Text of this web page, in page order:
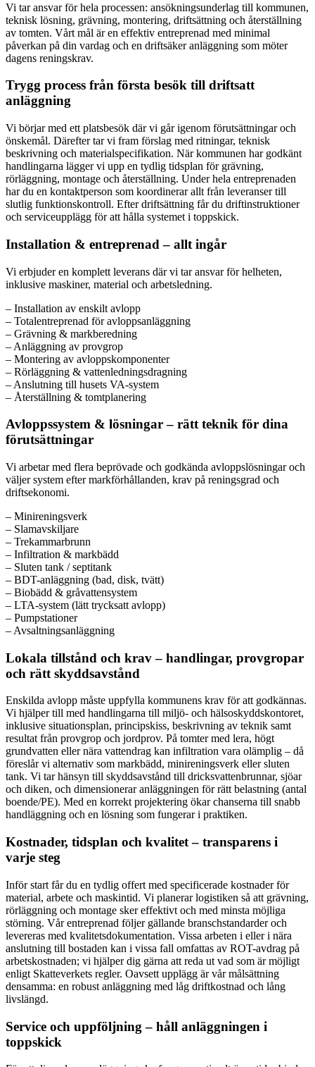
Vi tar ansvar för hela processen: ansökningsunderlag till kommunen,
teknisk lösning, grävning, montering, driftsättning och återställning
av tomten. Vårt mål är en effektiv entreprenad med minimal
påverkan på din vardag och en driftsäker anläggning som möter
dagens reningskrav.
Trygg process från första besök till driftsatt
anläggning
Vi börjar med ett platsbesök där vi går igenom förutsättningar och
önskemål. Därefter tar vi fram förslag med ritningar, teknisk
beskrivning och materialspecifikation. När kommunen har godkänt
handlingarna lägger vi upp en tydlig tidsplan för grävning,
rörläggning, montage och återställning. Under hela entreprenaden
har du en kontaktperson som koordinerar allt från leveranser till
slutlig funktionskontroll. Efter driftsättning får du driftinstruktioner
och serviceupplägg för att hålla systemet i toppskick.
Installation & entreprenad – allt ingår
Vi erbjuder en komplett leverans där vi tar ansvar för helheten,
inklusive maskiner, material och arbetsledning.
– Installation av enskilt avlopp
– Totalentreprenad för avloppsanläggning
– Grävning & markberedning
– Anläggning av provgrop
– Montering av avloppskomponenter
– Rörläggning & vattenledningsdragning
– Anslutning till husets VA-system
– Återställning & tomtplanering
Avloppssystem & lösningar – rätt teknik för dina
förutsättningar
Vi arbetar med flera beprövade och godkända avloppslösningar och
väljer system efter markförhållanden, krav på reningsgrad och
driftsekonomi.
– Minireningsverk
– Slamavskiljare
– Trekammarbrunn
– Infiltration & markbädd
– Sluten tank / septitank
– BDT-anläggning (bad, disk, tvätt)
– Biobädd & gråvattensystem
– LTA-system (lätt trycksatt avlopp)
– Pumpstationer
– Avsaltningsanläggning
Lokala tillstånd och krav – handlingar, provgropar
och rätt skyddsavstånd
Enskilda avlopp måste uppfylla kommunens krav för att godkännas.
Vi hjälper till med handlingarna till miljö- och hälsoskyddskontoret,
inklusive situationsplan, principskiss, beskrivning av teknik samt
resultat från provgrop och jordprov. På tomter med lera, högt
grundvatten eller nära vattendrag kan infiltration vara olämplig – då
föreslår vi alternativ som markbädd, minireningsverk eller sluten
tank. Vi tar hänsyn till skyddsavstånd till dricksvattenbrunnar, sjöar
och diken, och dimensionerar anläggningen för rätt belastning (antal
boende/PE). Med en korrekt projektering ökar chanserna till snabb
handläggning och en lösning som fungerar i praktiken.
Kostnader, tidsplan och kvalitet – transparens i
varje steg
Inför start får du en tydlig offert med specificerade kostnader för
material, arbete och maskintid. Vi planerar logistiken så att grävning,
rörläggning och montage sker effektivt och med minsta möjliga
störning. Vår entreprenad följer gällande branschstandarder och
levereras med kvalitetsdokumentation. Vissa arbeten i eller i nära
anslutning till bostaden kan i vissa fall omfattas av ROT-avdrag på
arbetskostnaden; vi hjälper dig gärna att reda ut vad som är möjligt
enligt Skatteverkets regler. Oavsett upplägg är vår målsättning
densamma: en robust anläggning med låg driftkostnad och lång
livslängd.
Service och uppföljning – håll anläggningen i
toppskick